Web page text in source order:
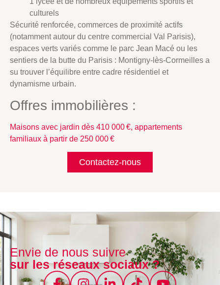
culturels
Sécurité renforcée, commerces de proximité actifs
(notamment autour du centre commercial Val Parisis),
espaces verts variés comme le parc Jean Macé ou les
sentiers de la butte du Parisis : Montigny-lès-Cormeilles a
su trouver l’équilibre entre cadre résidentiel et
dynamisme urbain.
Offres immobilières :
Maisons avec jardin dès 410 000 €, appartements
familiaux à partir de 250 000 €
Contactez-nous
Envie de nous suivre
sur les réseaux sociaux ?